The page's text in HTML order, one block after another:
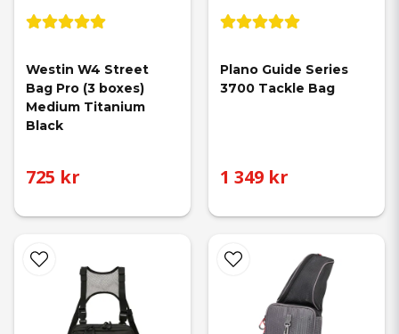
Westin W4 Street
Bag Pro (3 boxes)
Medium Titanium
Black
725 kr
Plano Guide Series
3700 Tackle Bag
1 349 kr